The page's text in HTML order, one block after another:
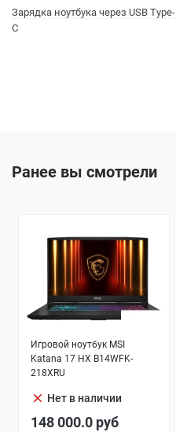
Зарядка ноутбука через USB Type-
C
Ранее вы смотрели
Игровой ноутбук MSI
Katana 17 HX B14WFK-
218XRU
clear Нет в наличии
148 000.0 руб